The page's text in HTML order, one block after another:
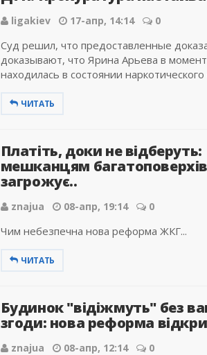
ligakiev 17-апр, 14:14 0
Суд решил, что предоставленные
доказывают, что Ярина Арьева в
находилась в состоянии
ЧИТАТЬ
Платіть, доки не відберуть:
мешканцям
загрожує..
znajua 08-апр, 19:14 0
Чим небезпечна нова реформа ЖКГ...
ЧИТАТЬ
Будинок "відіжмуть" без
згоди: нова реформа
znajua 08-апр, 12:14 0